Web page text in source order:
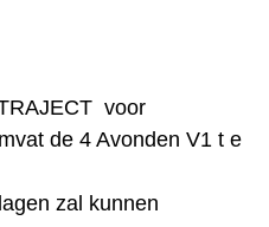
voor
de 4 Avonden V1 t e
zal kunnen